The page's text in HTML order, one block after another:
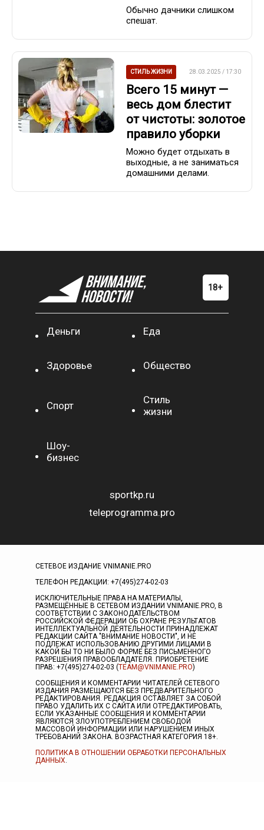
Обычно дачники слишком
спешат.
СТИЛЬ ЖИЗНИ 28.03.2025 / 17:30
Всего 15 минут —
весь дом блестит
от чистоты: золотое
правило уборки
Можно будет отдыхать в
выходные, а не заниматься
домашними делами.
Деньги Еда
Здоровье Общество
Спорт
Стиль
жизни
Шоу-
бизнес
sportkp.ru
teleprogramma.pro
СЕТЕВОЕ ИЗДАНИЕ VNIMANIE.PRO
ТЕЛЕФОН РЕДАКЦИИ: +7(495)274-02-03
ИСКЛЮЧИТЕЛЬНЫЕ ПРАВА НА МАТЕРИАЛЫ,
РАЗМЕЩЁННЫЕ В СЕТЕВОМ ИЗДАНИИ VNIMANIE.PRO, В
СООТВЕТСТВИИ С ЗАКОНОДАТЕЛЬСТВОМ
РОССИЙСКОЙ ФЕДЕРАЦИИ ОБ ОХРАНЕ РЕЗУЛЬТАТОВ
ИНТЕЛЛЕКТУАЛЬНОЙ ДЕЯТЕЛЬНОСТИ ПРИНАДЛЕЖАТ
РЕДАКЦИИ САЙТА "ВНИМАНИЕ НОВОСТИ", И НЕ
ПОДЛЕЖАТ ИСПОЛЬЗОВАНИЮ ДРУГИМИ ЛИЦАМИ В
КАКОЙ БЫ ТО НИ БЫЛО ФОРМЕ БЕЗ ПИСЬМЕННОГО
РАЗРЕШЕНИЯ ПРАВООБЛАДАТЕЛЯ. ПРИОБРЕТЕНИЕ
ПРАВ: +7(495)274-02-03 (TEAM@VNIMANIE.PRO)
СООБЩЕНИЯ И КОММЕНТАРИИ ЧИТАТЕЛЕЙ СЕТЕВОГО
ИЗДАНИЯ РАЗМЕЩАЮТСЯ БЕЗ ПРЕДВАРИТЕЛЬНОГО
РЕДАКТИРОВАНИЯ. РЕДАКЦИЯ ОСТАВЛЯЕТ ЗА СОБОЙ
ПРАВО УДАЛИТЬ ИХ С САЙТА ИЛИ ОТРЕДАКТИРОВАТЬ,
ЕСЛИ УКАЗАННЫЕ СООБЩЕНИЯ И КОММЕНТАРИИ
ЯВЛЯЮТСЯ ЗЛОУПОТРЕБЛЕНИЕМ СВОБОДОЙ
МАССОВОЙ ИНФОРМАЦИИ ИЛИ НАРУШЕНИЕМ ИНЫХ
ТРЕБОВАНИЙ ЗАКОНА. ВОЗРАСТНАЯ КАТЕГОРИЯ 18+.
ПОЛИТИКА В ОТНОШЕНИИ ОБРАБОТКИ ПЕРСОНАЛЬНЫХ
ДАННЫХ.